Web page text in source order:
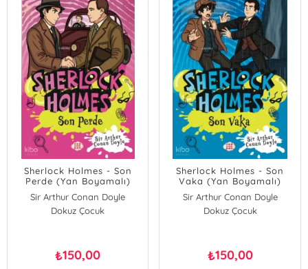
Sherlock Holmes - Son
Perde (Yan Boyamalı)
Sir Arthur Conan Doyle
Dokuz Çocuk
₺150,00
Sherlock Holmes - Son
Vaka (Yan Boyamalı)
Sir Arthur Conan Doyle
Dokuz Çocuk
₺150,00